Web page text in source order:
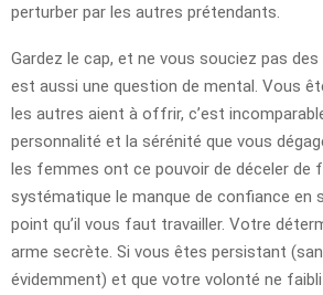
perturber par les autres prétendants.
Gardez le cap, et ne vous souciez pas
est aussi une question de mental. Vous
les autres aient à offrir, c’est
personnalité et la sérénité que vous
les femmes ont ce pouvoir de déceler de
systématique le manque de confiance en
point qu’il vous faut travailler. Votre
arme secrète. Si vous êtes persistant
évidemment) et que votre volonté ne